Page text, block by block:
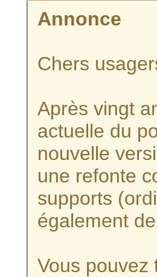
Annonce
Chers
Après vingt
actuelle du
nouvelle
une refonte
supports
également
Vous